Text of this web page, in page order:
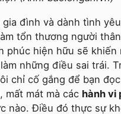
gia đình và dành tình
tổn thương người
phúc hiện hữu sẽ
những điều sai trái.
chỉ cố gắng để bạn
mất mát mà các hành vi
nào. Điều đó thực sự